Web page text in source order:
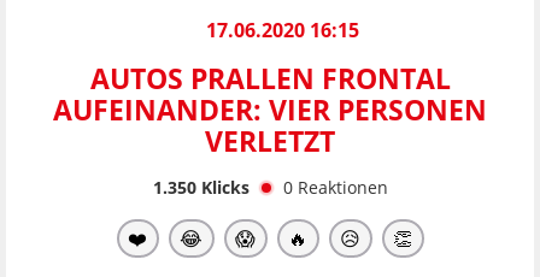
17.06.2020 16:15
AUTOS PRALLEN FRONTAL
AUFEINANDER: VIER PERSONEN
VERLETZT
1.350Klicks 0 Reaktionen
❤️ 😂 😱 🔥 😥 👏